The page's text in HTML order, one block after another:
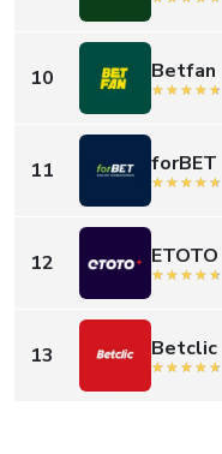
10 Betfan
11 forBET
12 ETOTO
13 Betclic